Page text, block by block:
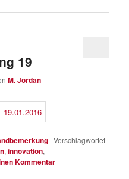
19
M. Jordan
|Verschlagwortet
,innovation,
Kommentar